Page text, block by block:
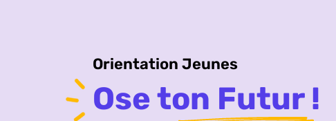
Orientation Jeunes
Ose ton Futur !